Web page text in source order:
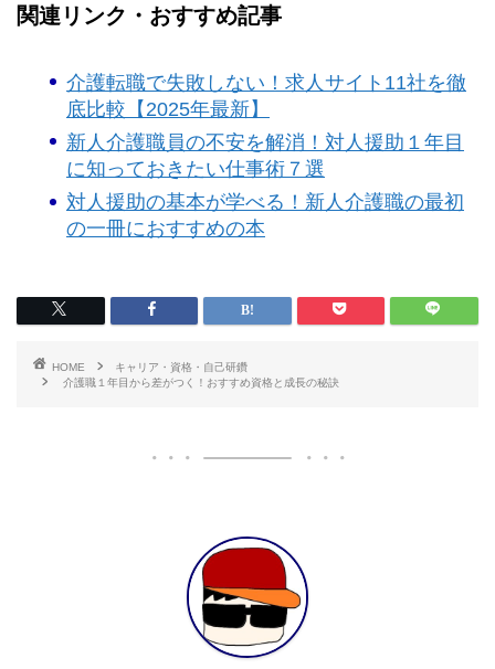
関連リンク・おすすめ記事
介護転職で失敗しない！求人サイト11社を徹
底比較【2025年最新】
新人介護職員の不安を解消！対人援助１年目
に知っておきたい仕事術７選
対人援助の基本が学べる！新人介護職の最初
の一冊におすすめの本
HOME
キャリア・資格・自己研鑽
介護職１年目から差がつく！おすすめ資格と成長の秘訣